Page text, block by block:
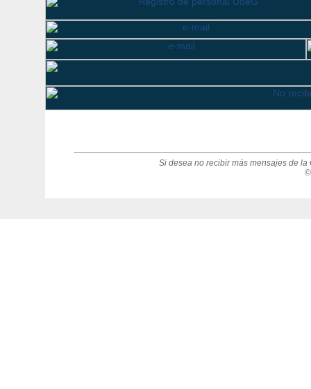
Si desea no recibir más mensajes de